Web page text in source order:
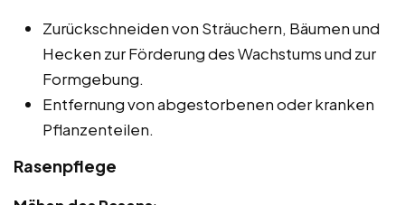
Zurückschneiden von Sträuchern, Bäumen und
Hecken zur Förderung des Wachstums und zur
Formgebung.
Entfernung von abgestorbenen oder kranken
Pflanzenteilen.
Rasenpflege